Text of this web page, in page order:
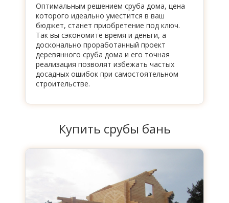
Оптимальным решением сруба дома, цена
которого идеально уместится в ваш
бюджет, станет приобретение под ключ.
Так вы сэкономите время и деньги, а
досконально проработанный проект
деревянного сруба дома и его точная
реализация позволят избежать частых
досадных ошибок при самостоятельном
строительстве.
Купить срубы бань